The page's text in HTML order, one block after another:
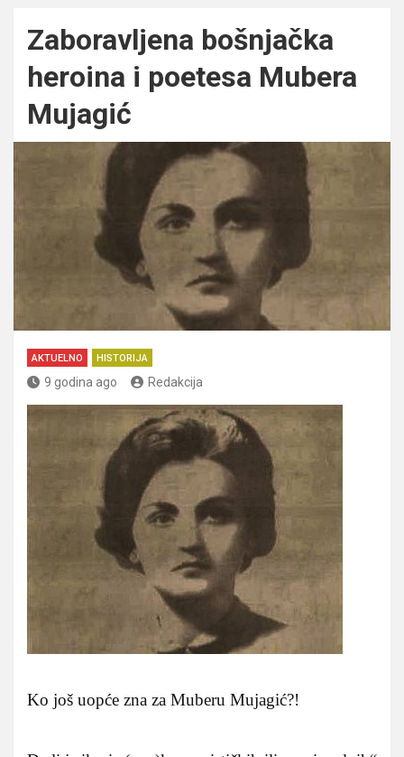
Zaboravljena bošnjačka
heroina i poetesa Mubera
Mujagić
AKTUELNO HISTORIJA
9 godina ago Redakcija
Ko još uopće zna za Muberu Mujagić?!